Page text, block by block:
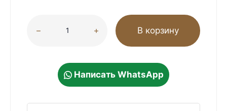
В корзину
Написать WhatsApp